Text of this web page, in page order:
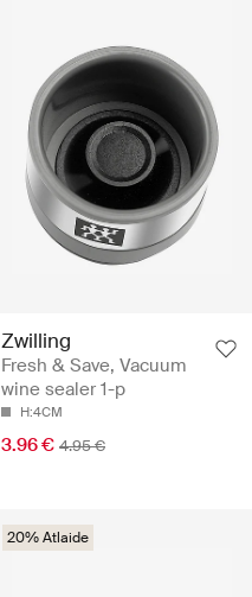
Zwilling
Fresh & Save, Vacuum
wine sealer 1-p
H:4CM
3.96 € 4.95 €
20% Atlaide